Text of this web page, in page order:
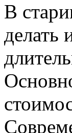
В
делать